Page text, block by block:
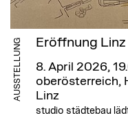
AUSSTELLUNG Eröffnung Linz
8. April 2026,
oberösterreich,
Linz
studio städtebau